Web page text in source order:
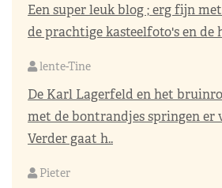
Een super leuk blog ; erg fijn
de prachtige kasteelfoto's en de
lente-Tine
De Karl Lagerfeld en het
met de bontrandjes springen er
Verder gaat h..
Pieter